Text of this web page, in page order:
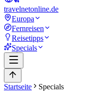
travelnetonline.de
Europa
Fernreisen
Reisetipps
Specials
Startseite Specials